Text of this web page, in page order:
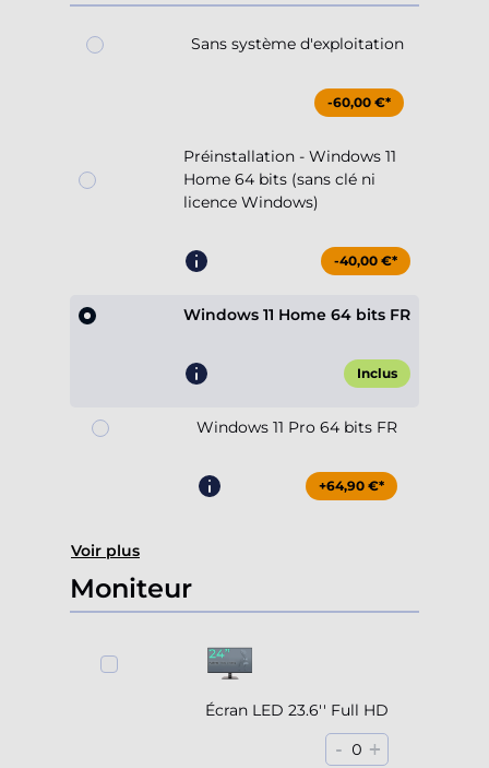
Sans système d'exploitation
-60,00 €*
Préinstallation - Windows 11
Home 64 bits (sans clé ni
licence Windows)
-40,00 €*
Windows 11 Home 64 bits FR
Inclus
Windows 11 Pro 64 bits FR
+64,90 €*
Voir plus
Moniteur
Écran LED 23.6'' Full HD
- 0 +